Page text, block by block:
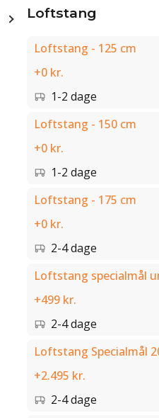
Loftstang
Loftstang - 125 cm
+0 kr.
1-2 dage
Loftstang - 150 cm
+0 kr.
1-2 dage
Loftstang - 175 cm
+0 kr.
2-4 dage
Loftstang specialmål
+499 kr.
2-4 dage
Loftstang Specialmål
+2.495 kr.
2-4 dage